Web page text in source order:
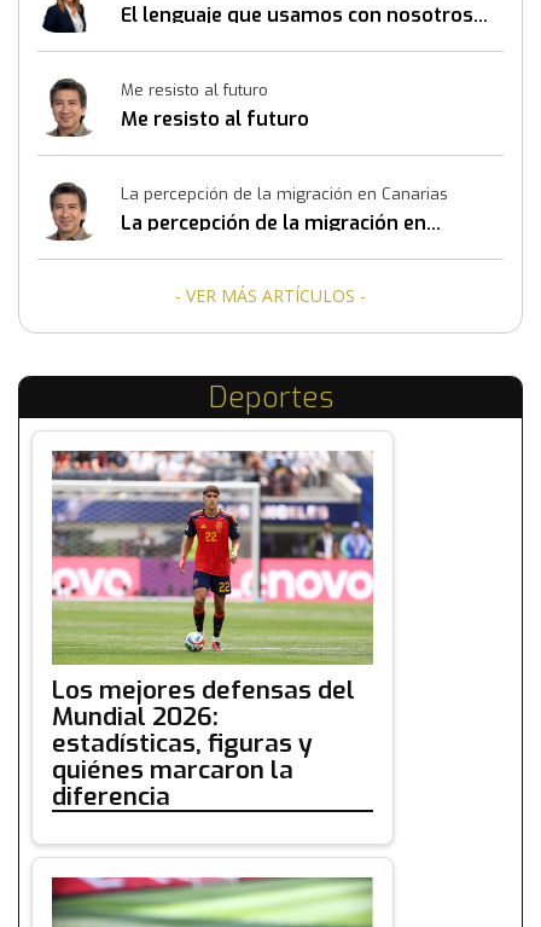
El lenguaje que usamos con nosotros
Me resisto al futuro
Me resisto al futuro
La percepción de la migración en Canarias
La percepción de la migración en
- VER MÁS ARTÍCULOS -
Deportes
Los mejores defensas del
Mundial 2026:
estadísticas, figuras y
quiénes marcaron la
diferencia